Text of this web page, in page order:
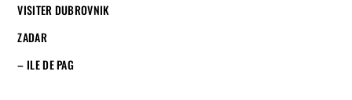
VISITER DUBROVNIK
ZADAR
– ILE DE PAG